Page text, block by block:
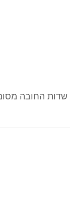
שדות החובה